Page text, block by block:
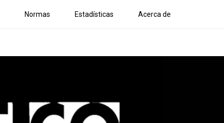
Normas Estadísticas Acerca de